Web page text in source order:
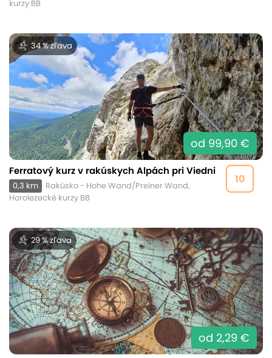
kurzy BB
34 % zľava
od 99,90 €
10
Ferratový kurz v rakúskych Alpách pri Viedni
0,3 km
Rakúsko - Hohe Wand/Preiner Wand,
Horolezecké kurzy BB
29 % zľava
od 2,29 €